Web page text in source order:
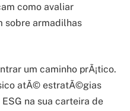
como avaliar
sobre armadilhas
um caminho prÃ¡tico.
atÃ© estratÃ©gias
na sua carteira de